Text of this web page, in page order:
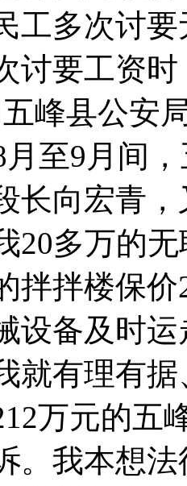
工多次讨
讨要工资
峰县公安
月至9月间
长向宏青
20多万的
拌拌楼保
设备及时
就有理有
万元的五
。我本想